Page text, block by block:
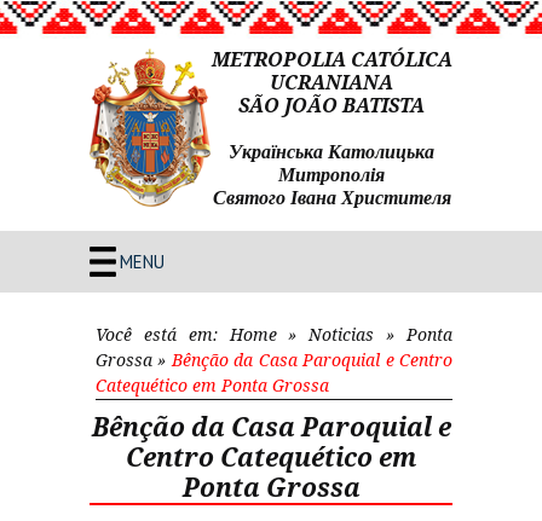
METROPOLIA CATÓLICA
UCRANIANA
SÃO JOÃO BATISTA
Українська Католицька
Митрополія
Святого Івана Христителя
MENU
Você está em: Home» Noticias » Ponta
Grossa » Bênção da Casa Paroquial e Centro
Catequético em Ponta Grossa
Bênção da Casa Paroquial e
Centro Catequético em
Ponta Grossa